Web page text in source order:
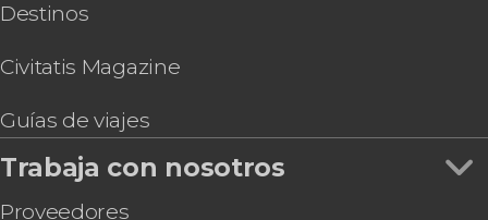
Destinos
Civitatis Magazine
Guías de viajes
Trabaja con nosotros
Proveedores